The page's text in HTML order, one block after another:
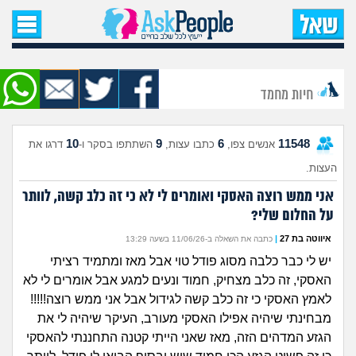
עמוד הבית
שאל שאלה
שאלות חדשות
שאלות שעוררו עניין
עצות חדשות
מה קורה כאן?
מתחם הטיפים
מדורים
חיות מחמד
11548 אנשים צפו, 6 כתבו עצות, 9 השתתפו בסקר ו-10 דרגו את
העצות.
אני ממש רוצה האסקי ואומרים לי לא כי זה כלב קשה, לוותר
על החלום שלי?
איווטה בת 27 | כתבה את השאלה ב-11/06/26 בשעה 13:29
יש לי כבר כלבה מסוג פודל טוי אבל מאז ומתמיד רציתי
האסקי, זה כלב מצחיק, חמוד ונעים למגע אבל אומרים לי לא
לאמץ האסקי כי זה כלב קשה לגידול אבל אני ממש רוצה!!!!!
מבחינתי שיהיה אפילו האסקי מעורב, העיקר שיהיה לי את
הגזע המדהים הזה, מאז שאני הייתי קטנה התחננתי להאסקי